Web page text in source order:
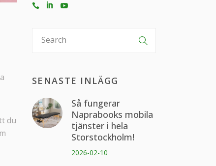
du
SENASTE INLÄGG
Så fungerar
Naprabooks mobila
tjänster i hela
Storstockholm!
2026-02-10